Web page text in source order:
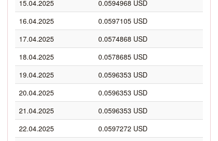
15.04.2025
0.0594968 USD
16.04.2025
0.0597105 USD
17.04.2025
0.0574868 USD
18.04.2025
0.0578685 USD
19.04.2025
0.0596353 USD
20.04.2025
0.0596353 USD
21.04.2025
0.0596353 USD
22.04.2025
0.0597272 USD